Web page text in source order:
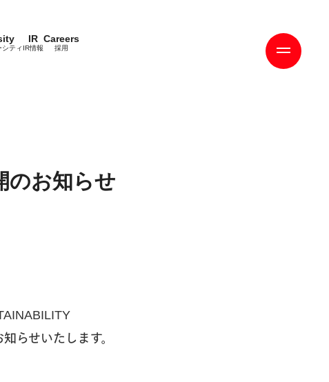
ティ
IR
IR情報
Careers
採用
のお知らせ
らせいたします。